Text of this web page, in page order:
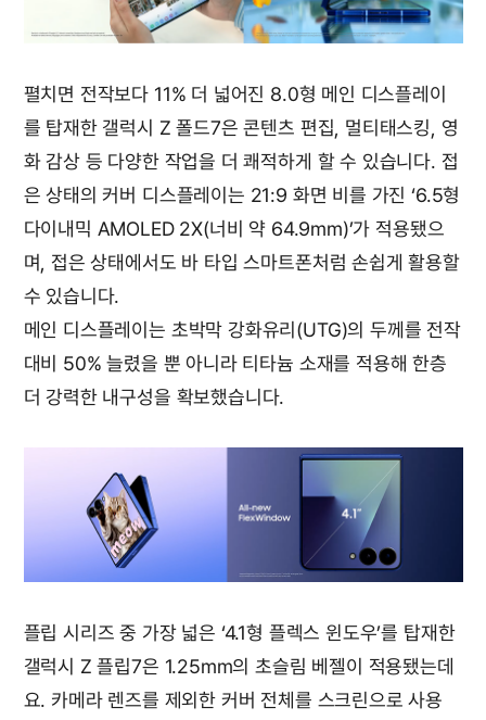
펼치면 전작보다 11% 더 넓어진 8.0형 메인 디스플레이
를 탑재한 갤럭시 Z 폴드7은 콘텐츠 편집, 멀티태스킹, 영
화 감상 등 다양한 작업을 더 쾌적하게 할 수 있습니다. 접
은 상태의 커버 디스플레이는 21:9 화면 비를 가진 ‘6.5형
다이내믹 AMOLED 2X(너비 약 64.9mm)’가 적용됐으
며, 접은 상태에서도 바 타입 스마트폰처럼 손쉽게 활용할
수 있습니다.
메인 디스플레이는 초박막 강화유리(UTG)의 두께를 전작
대비 50% 늘렸을 뿐 아니라 티타늄 소재를 적용해 한층
더 강력한 내구성을 확보했습니다.
플립 시리즈 중 가장 넓은 ‘4.1형 플렉스 윈도우’를 탑재한
갤럭시 Z 플립7은 1.25mm의 초슬림 베젤이 적용됐는데
요. 카메라 렌즈를 제외한 커버 전체를 스크린으로 사용